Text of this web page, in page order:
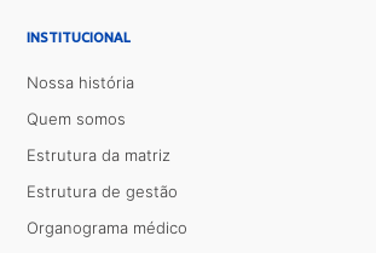
INSTITUCIONAL
Nossa história
Quem somos
Estrutura da matriz
Estrutura de gestão
Organograma médico